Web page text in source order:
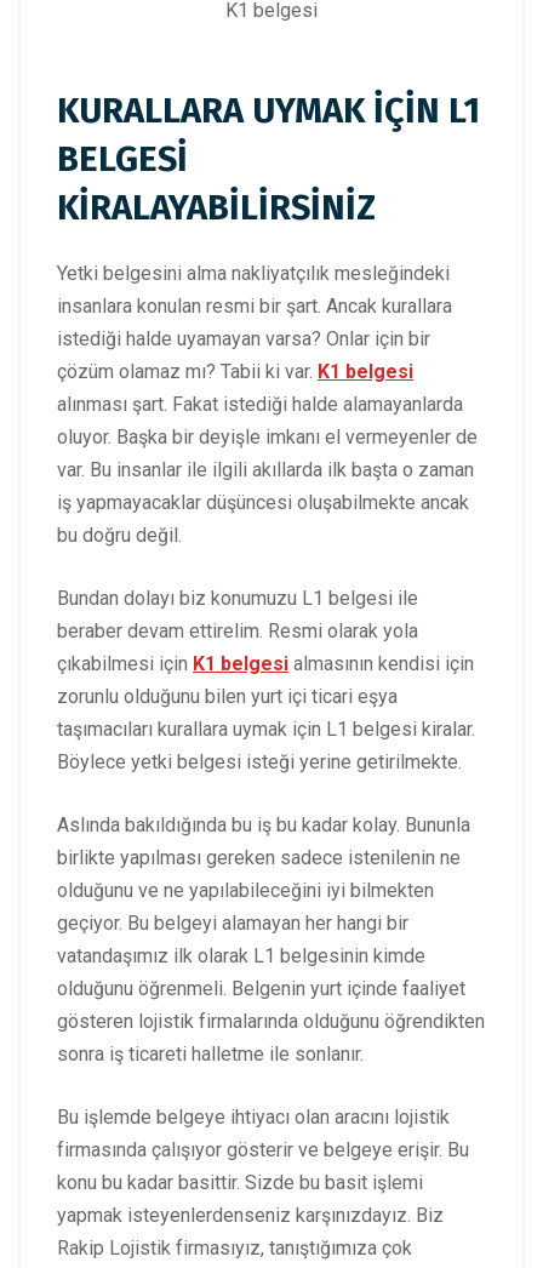
K1 belgesi
KURALLARA UYMAK İÇİN L1
BELGESİ
KİRALAYABİLİRSİNİZ
Yetki belgesini alma nakliyatçılık mesleğindeki
insanlara konulan resmi bir şart. Ancak kurallara
istediği halde uyamayan varsa? Onlar için bir
çözüm olamaz mı? Tabii ki var. K1 belgesi
alınması şart. Fakat istediği halde alamayanlarda
oluyor. Başka bir deyişle imkanı el vermeyenler de
var. Bu insanlar ile ilgili akıllarda ilk başta o zaman
iş yapmayacaklar düşüncesi oluşabilmekte ancak
bu doğru değil.
Bundan dolayı biz konumuzu L1 belgesi ile
beraber devam ettirelim. Resmi olarak yola
çıkabilmesi için K1 belgesi almasının kendisi için
zorunlu olduğunu bilen yurt içi ticari eşya
taşımacıları kurallara uymak için L1 belgesi kiralar.
Böylece yetki belgesi isteği yerine getirilmekte.
Aslında bakıldığında bu iş bu kadar kolay. Bununla
birlikte yapılması gereken sadece istenilenin ne
olduğunu ve ne yapılabileceğini iyi bilmekten
geçiyor. Bu belgeyi alamayan her hangi bir
vatandaşımız ilk olarak L1 belgesinin kimde
olduğunu öğrenmeli. Belgenin yurt içinde faaliyet
gösteren lojistik firmalarında olduğunu öğrendikten
sonra iş ticareti halletme ile sonlanır.
Bu işlemde belgeye ihtiyacı olan aracını lojistik
firmasında çalışıyor gösterir ve belgeye erişir. Bu
konu bu kadar basittir. Sizde bu basit işlemi
yapmak isteyenlerdenseniz karşınızdayız. Biz
Rakip Lojistik firmasıyız, tanıştığımıza çok